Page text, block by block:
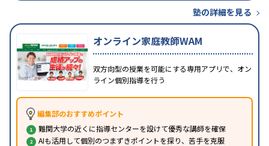
塾の詳細を見る
オンライン家庭教師WAM
双方向型の授業を可能にする専用アプリで、オン
ライン個別指導を行う
編集部のおすすめポイント
難関大学の近くに指導センターを設けて優秀な講師を確保
AIも活用して個別のつまずきポイントを探り、苦手を克服